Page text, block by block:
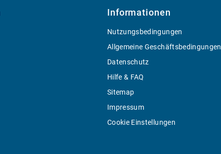
Informationen
Nutzungsbedingungen
Allgemeine Geschäftsbedingungen
Datenschutz
Hilfe & FAQ
Sitemap
Impressum
Cookie Einstellungen